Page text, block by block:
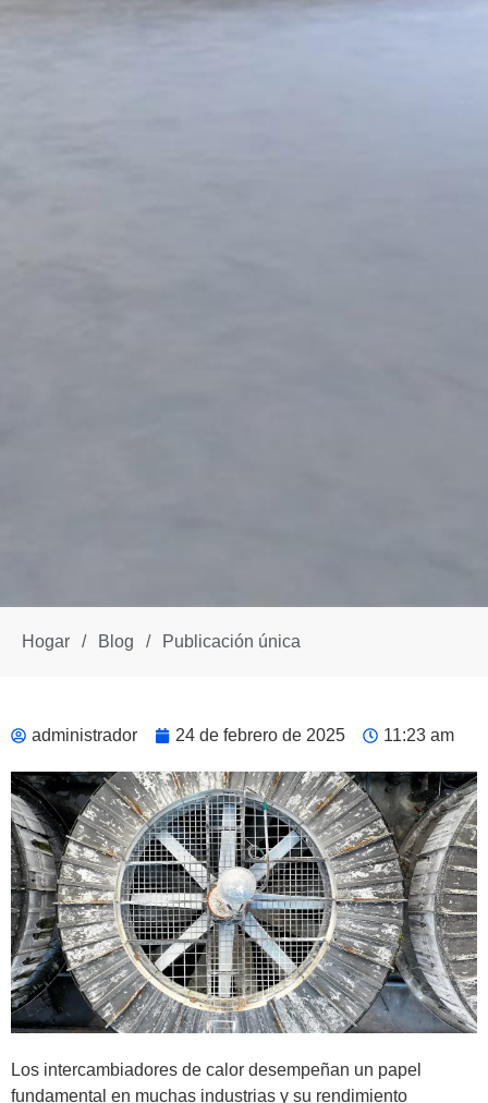
Hogar / Blog / Publicación única
administrador 24 de febrero de 2025 11:23 am
Los intercambiadores de calor desempeñan un papel
fundamental en muchas industrias y su rendimiento